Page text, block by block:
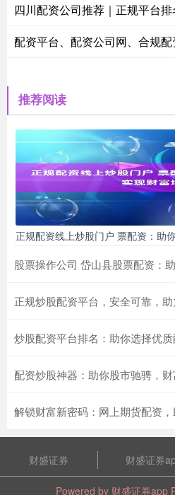
四川配资公司推荐｜正规平台排
配资平台、配资公司网、合规
推荐阅读
正规配资线上炒股门户 票配资：助
股票操作公司 岱山县股票配资：
正规炒股配资平台，安全可靠，
炒股配资平台排名：助你选择优
配资炒股神器：助你股市驰骋，
解锁财富新密码：网上期货配资
财盛证券 财盛证券
Powered by 财盛证券app